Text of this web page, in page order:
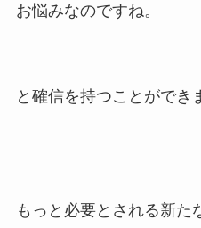
お悩みなのですね。
と確信を持つことができ
もっと必要とされる新た